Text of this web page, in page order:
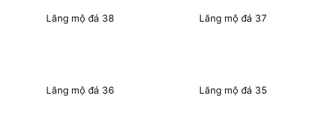
Lăng mộ đá 38 Lăng mộ đá 37
Lăng mộ đá 36 Lăng mộ đá 35